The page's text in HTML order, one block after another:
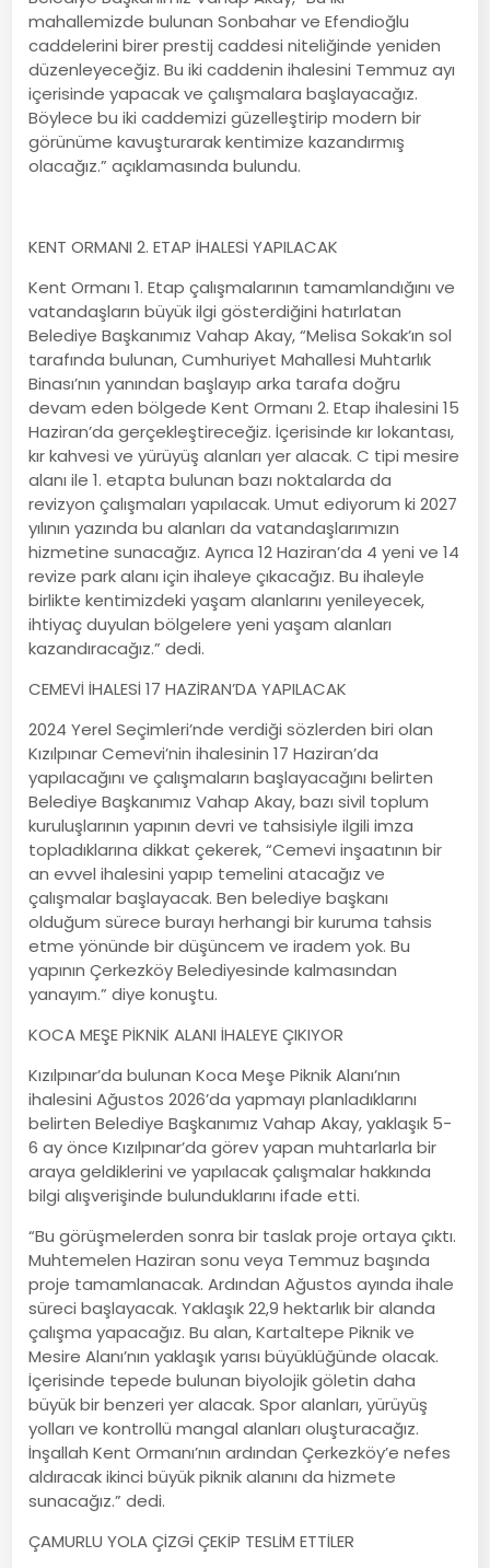
mahallemizde bulunan Sonbahar ve Efendioğlu
caddelerini birer prestij caddesi niteliğinde yeniden
düzenleyeceğiz. Bu iki caddenin ihalesini Temmuz ayı
içerisinde yapacak ve çalışmalara başlayacağız.
Böylece bu iki caddemizi güzelleştirip modern bir
görünüme kavuşturarak kentimize kazandırmış
olacağız.” açıklamasında bulundu.
KENT ORMANI 2. ETAP İHALESİ YAPILACAK
Kent Ormanı 1. Etap çalışmalarının tamamlandığını ve
vatandaşların büyük ilgi gösterdiğini hatırlatan
Belediye Başkanımız Vahap Akay, “Melisa Sokak’ın sol
tarafında bulunan, Cumhuriyet Mahallesi Muhtarlık
Binası’nın yanından başlayıp arka tarafa doğru
devam eden bölgede Kent Ormanı 2. Etap ihalesini 15
Haziran’da gerçekleştireceğiz. İçerisinde kır lokantası,
kır kahvesi ve yürüyüş alanları yer alacak. C tipi mesire
alanı ile 1. etapta bulunan bazı noktalarda da
revizyon çalışmaları yapılacak. Umut ediyorum ki 2027
yılının yazında bu alanları da vatandaşlarımızın
hizmetine sunacağız. Ayrıca 12 Haziran’da 4 yeni ve 14
revize park alanı için ihaleye çıkacağız. Bu ihaleyle
birlikte kentimizdeki yaşam alanlarını yenileyecek,
ihtiyaç duyulan bölgelere yeni yaşam alanları
kazandıracağız.” dedi.
CEMEVİ İHALESİ 17 HAZİRAN’DA YAPILACAK
2024 Yerel Seçimleri’nde verdiği sözlerden biri olan
Kızılpınar Cemevi’nin ihalesinin 17 Haziran’da
yapılacağını ve çalışmaların başlayacağını belirten
Belediye Başkanımız Vahap Akay, bazı sivil toplum
kuruluşlarının yapının devri ve tahsisiyle ilgili imza
topladıklarına dikkat çekerek, “Cemevi inşaatının bir
an evvel ihalesini yapıp temelini atacağız ve
çalışmalar başlayacak. Ben belediye başkanı
olduğum sürece burayı herhangi bir kuruma tahsis
etme yönünde bir düşüncem ve iradem yok. Bu
yapının Çerkezköy Belediyesinde kalmasından
yanayım.” diye konuştu.
KOCA MEŞE PİKNİK ALANI İHALEYE ÇIKIYOR
Kızılpınar’da bulunan Koca Meşe Piknik Alanı’nın
ihalesini Ağustos 2026’da yapmayı planladıklarını
belirten Belediye Başkanımız Vahap Akay, yaklaşık 5-
6 ay önce Kızılpınar’da görev yapan muhtarlarla bir
araya geldiklerini ve yapılacak çalışmalar hakkında
bilgi alışverişinde bulunduklarını ifade etti.
“Bu görüşmelerden sonra bir taslak proje ortaya çıktı.
Muhtemelen Haziran sonu veya Temmuz başında
proje tamamlanacak. Ardından Ağustos ayında ihale
süreci başlayacak. Yaklaşık 22,9 hektarlık bir alanda
çalışma yapacağız. Bu alan, Kartaltepe Piknik ve
Mesire Alanı’nın yaklaşık yarısı büyüklüğünde olacak.
İçerisinde tepede bulunan biyolojik göletin daha
büyük bir benzeri yer alacak. Spor alanları, yürüyüş
yolları ve kontrollü mangal alanları oluşturacağız.
İnşallah Kent Ormanı’nın ardından Çerkezköy’e nefes
aldıracak ikinci büyük piknik alanını da hizmete
sunacağız.” dedi.
ÇAMURLU YOLA ÇİZGİ ÇEKİP TESLİM ETTİLER